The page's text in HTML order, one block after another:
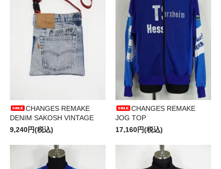
CHANGES REMAKE
DENIM SAKOSH VINTAGE
9,240円(税込)
CHANGES REMAKE
JOG TOP
17,160円(税込)